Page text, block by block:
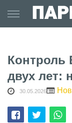
to
content
Контроль
двух лет:
30.05.2026